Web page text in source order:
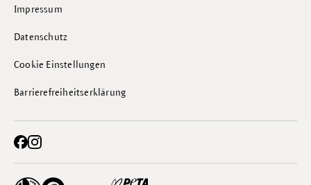
Impressum
Datenschutz
Cookie Einstellungen
Barrierefreiheitserklärung